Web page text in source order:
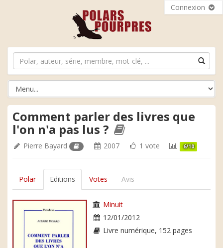
Connexion
Comment parler des livres que
l'on n'a pas lus ?
Pierre Bayard 2007 1 vote 6/10
Polar Editions Votes Avis
Minuit
12/01/2012
Livre numérique, 152 pages